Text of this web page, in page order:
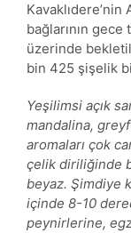
Kavaklıdere’nin
bağlarının
üzerinde
bin 425 şişelik
Yeşilimsi açık
mandalina,
aromaları çok
çelik diriliğinde
beyaz. Şimdiye
içinde 8-10
peynirlerine,